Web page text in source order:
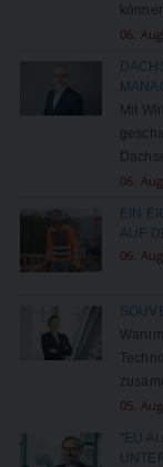
06.
Mit
06.
EIN
AUF
06.
05.
"EU